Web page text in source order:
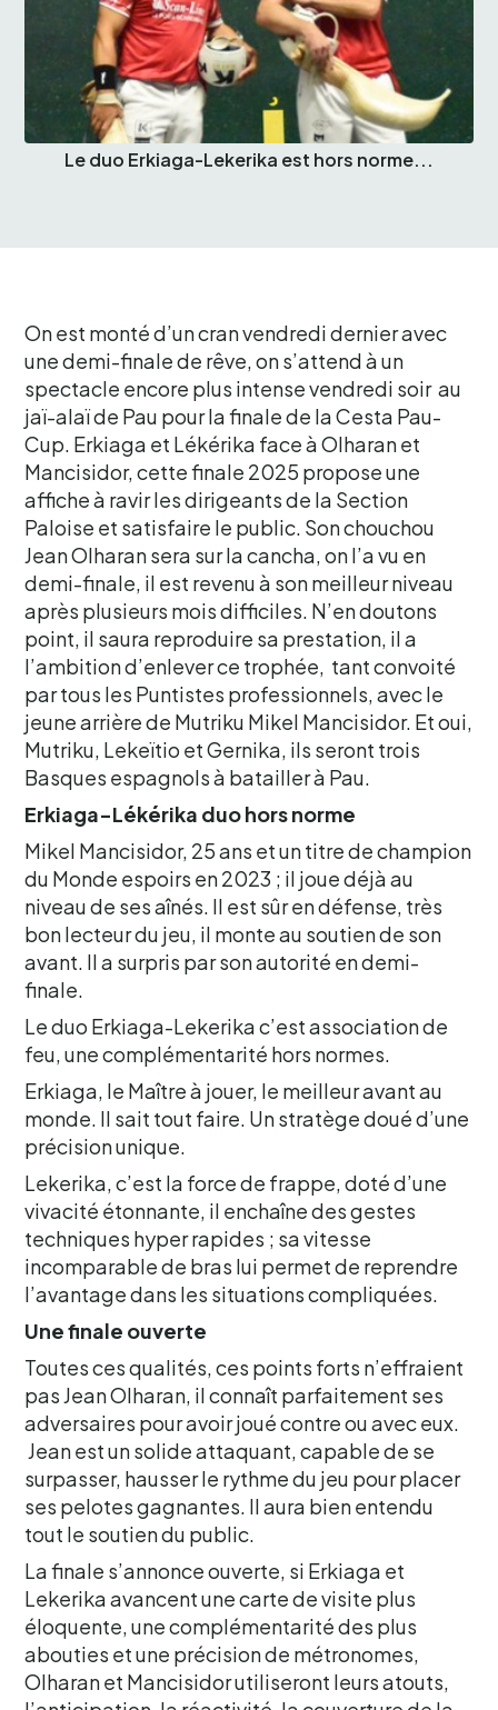
Le duo Erkiaga-Lekerika est hors norme...
On est monté d’un cran vendredi dernier avec
une demi-finale de rêve, on s’attend à un
spectacle encore plus intense vendredi soir au
jaï-alaï de Pau pour la finale de la Cesta Pau-
Cup. Erkiaga et Lékérika face à Olharan et
Mancisidor, cette finale 2025 propose une
affiche à ravir les dirigeants de la Section
Paloise et satisfaire le public. Son chouchou
Jean Olharan sera sur la cancha, on l’a vu en
demi-finale, il est revenu à son meilleur niveau
après plusieurs mois difficiles. N’en doutons
point, il saura reproduire sa prestation, il a
l’ambition d’enlever ce trophée, tant convoité
par tous les Puntistes professionnels, avec le
jeune arrière de Mutriku Mikel Mancisidor. Et oui,
Mutriku, Lekeïtio et Gernika, ils seront trois
Basques espagnols à batailler à Pau.
Erkiaga-Lékérika duo hors norme
Mikel Mancisidor, 25 ans et un titre de champion
du Monde espoirs en 2023 ; il joue déjà au
niveau de ses aînés. Il est sûr en défense, très
bon lecteur du jeu, il monte au soutien de son
avant. Il a surpris par son autorité en demi-
finale.
Le duo Erkiaga-Lekerika c’est association de
feu, une complémentarité hors normes.
Erkiaga, le Maître à jouer, le meilleur avant au
monde. Il sait tout faire. Un stratège doué d’une
précision unique.
Lekerika, c’est la force de frappe, doté d’une
vivacité étonnante, il enchaîne des gestes
techniques hyper rapides ; sa vitesse
incomparable de bras lui permet de reprendre
l’avantage dans les situations compliquées.
Une finale ouverte
Toutes ces qualités, ces points forts n’effraient
pas Jean Olharan, il connaît parfaitement ses
adversaires pour avoir joué contre ou avec eux.
Jean est un solide attaquant, capable de se
surpasser, hausser le rythme du jeu pour placer
ses pelotes gagnantes. Il aura bien entendu
tout le soutien du public.
La finale s’annonce ouverte, si Erkiaga et
Lekerika avancent une carte de visite plus
éloquente, une complémentarité des plus
abouties et une précision de métronomes,
Olharan et Mancisidor utiliseront leurs atouts,